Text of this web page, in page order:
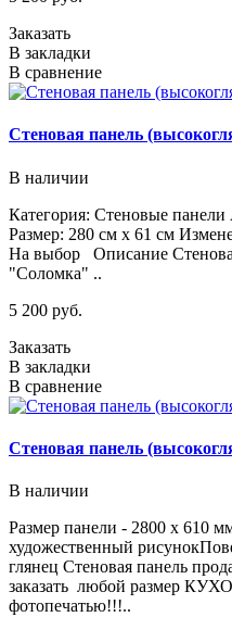
Заказать
В закладки
В сравнение
Стеновая панель
В наличии
Категория: Стеновые
Размер: 280 см х 61 см
На выбор Описание
"Соломка" ..
5 200 руб.
Заказать
В закладки
В сравнение
Стеновая панель
В наличии
Размер панели - 2800 х
художественный
глянец Стеновая панель
заказать любой размер
фотопечатью!!!..